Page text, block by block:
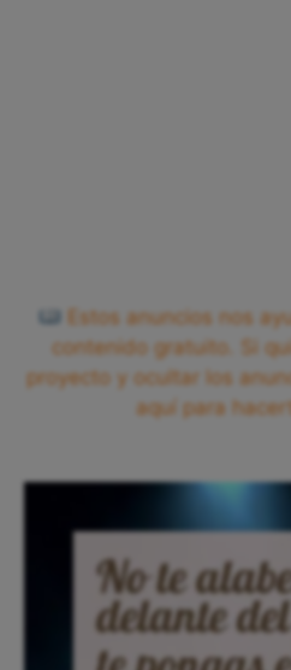
Estos anuncios nos
contenido gratuito. Si
proyecto y ocultar los
aquí para